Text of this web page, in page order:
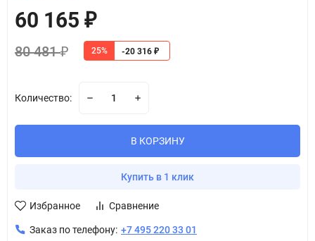
60 165 ₽
80 481₽ 25% -20 316 ₽
Количество:
В КОРЗИНУ
Купить в 1 клик
Избранное Сравнение
Заказ по телефону: +7 495 220 33 01